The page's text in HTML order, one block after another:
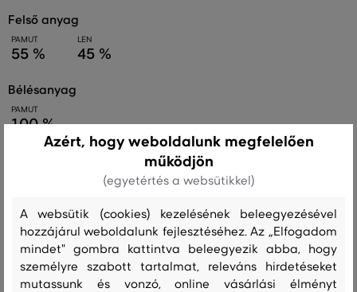
felső anyag
PAMUT
55 %
LEN
45 %
bélésanyag
PAMUT
100 %
Kezelési útmutató
MOSÁS FEHÉRÍTÉS SZÁRÍTÁS VASALÁS TISZTÍTÁS
Azért, hogy weboldalunk megfelelően
működjön
(egyetértés a websütikkel)
A websütik (cookies) kezelésének beleegyezésével
hozzájárul weboldalunk fejlesztéséhez. Az „Elfogadom
mindet" gombra kattintva beleegyezik abba, hogy
személyre szabott tartalmat, releváns hirdetéseket
mutassunk és vonzó, online vásárlási élményt